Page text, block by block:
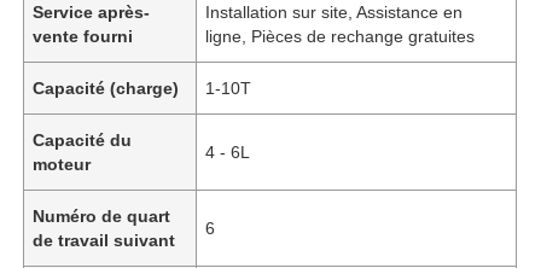
Service après-
vente fourni
Installation sur site, Assistance en
ligne, Pièces de rechange gratuites
Capacité (charge) 1-10T
Capacité du
moteur
4 - 6L
Numéro de quart
de travail suivant
6